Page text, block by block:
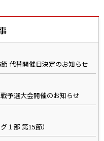
代替開催日決定のお知らせ
予選大会開催のお知らせ
１部 第15節）